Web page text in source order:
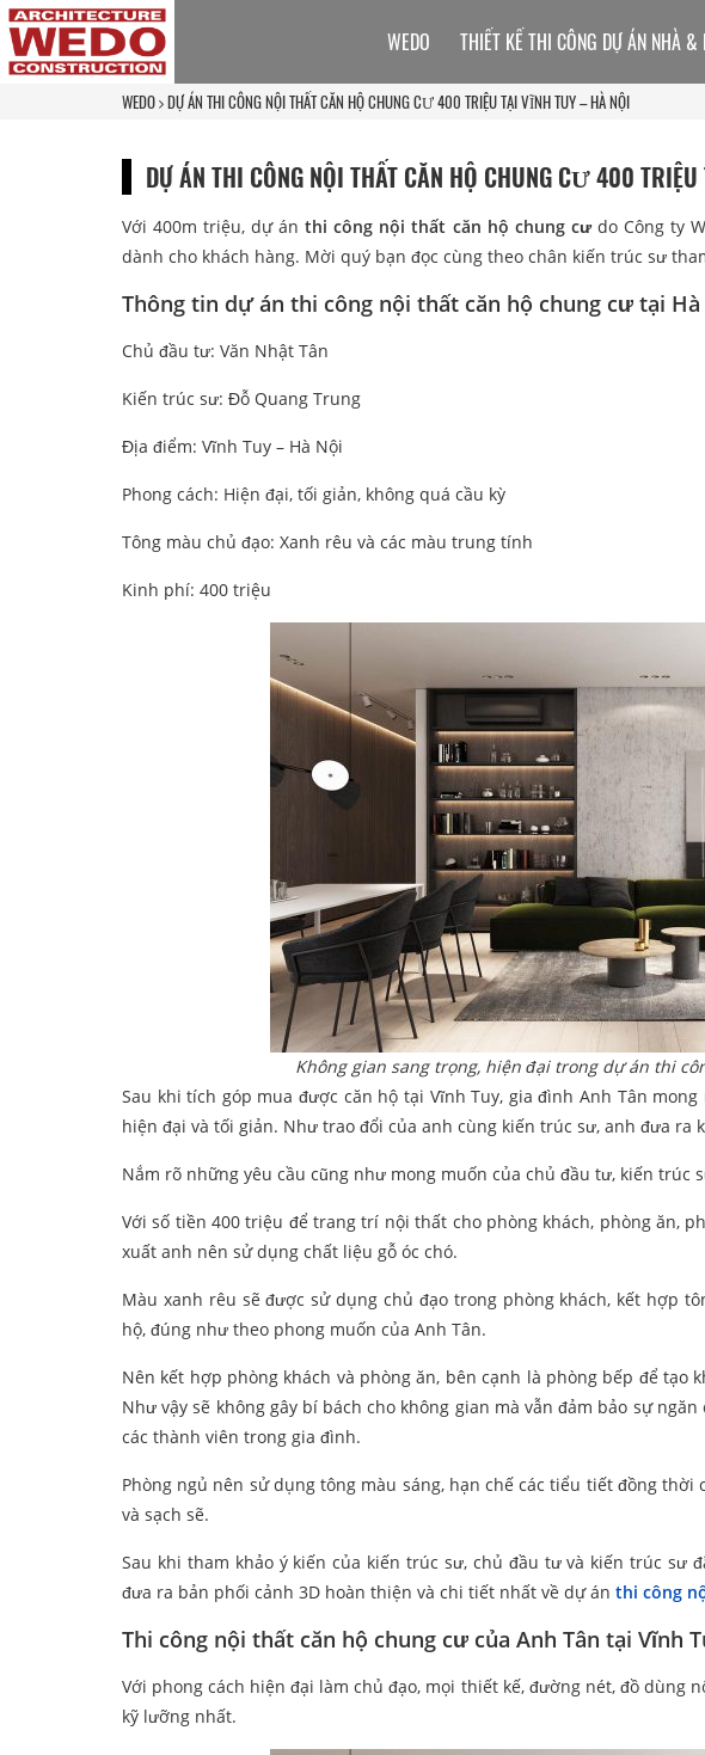
WEDO DỰ ÁN THI CÔNG NỘI THẤT CĂN HỘ CHUNG CƯ 400 TRIỆU TẠI VĨNH TUY – HÀ NỘI
DỰ ÁN THI CÔNG NỘI THẤT CĂN HỘ CHUNG CƯ 400
Với 400m triệu, dự ánthi công nội thất căn hộ chung cưdo Công ty
dành cho khách hàng. Mời quý bạn đọc cùng theo chân kiến trúc sư
Thông tin dự án thi công nội thất căn hộ chung cư tại
Chủ đầu tư: Văn Nhật Tân
Kiến trúc sư: Đỗ Quang Trung
Địa điểm: Vĩnh Tuy – Hà Nội
Phong cách: Hiện đại, tối giản, không quá cầu kỳ
Tông màu chủ đạo: Xanh rêu và các màu trung tính
Kinh phí: 400 triệu
Không gian sang trọng, hiện đại trong dự án thi
Sau khi tích góp mua được căn hộ tại Vĩnh Tuy, gia đình Anh Tân
hiện đại và tối giản. Như trao đổi của anh cùng kiến trúc sư, anh đưa
Nắm rõ những yêu cầu cũng như mong muốn của chủ đầu tư, kiến trúc
Với số tiền 400 triệu để trang trí nội thất cho phòng khách, phòng ăn,
xuất anh nên sử dụng chất liệu gỗ óc chó.
Màu xanh rêu sẽ được sử dụng chủ đạo trong phòng khách, kết hợp
hộ, đúng như theo phong muốn của Anh Tân.
Nên kết hợp phòng khách và phòng ăn, bên cạnh là phòng bếp để tạo
Như vậy sẽ không gây bí bách cho không gian mà vẫn đảm bảo sự
các thành viên trong gia đình.
Phòng ngủ nên sử dụng tông màu sáng, hạn chế các tiểu tiết đồng
và sạch sẽ.
Sau khi tham khảo ý kiến của kiến trúc sư, chủ đầu tư và kiến trúc sư
đưa ra bản phối cảnh 3D hoàn thiện và chi tiết nhất về dự án thi công
Thi công nội thất căn hộ chung cư của Anh Tân tại Vĩnh
Với phong cách hiện đại làm chủ đạo, mọi thiết kế, đường nét, đồ dùng
kỹ lưỡng nhất.
WEDO THIẾT KẾ THI CÔNG DỰ ÁN NHÀ